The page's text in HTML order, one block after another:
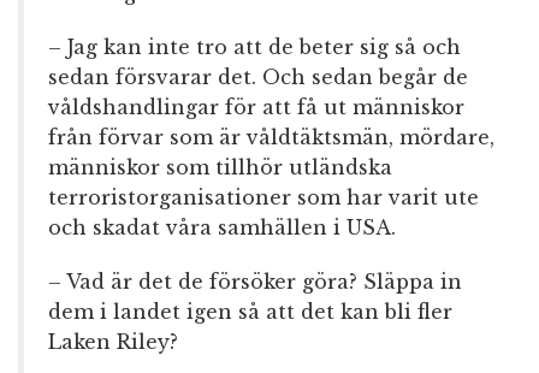
– Jag kan inte tro att de beter sig så och
sedan försvarar det. Och sedan begår de
våldshandlingar för att få ut människor
från förvar som är våldtäktsmän, mördare,
människor som tillhör utländska
terroristorganisationer som har varit ute
och skadat våra samhällen i USA.
– Vad är det de försöker göra? Släppa in
dem i landet igen så att det kan bli fler
Laken Riley?